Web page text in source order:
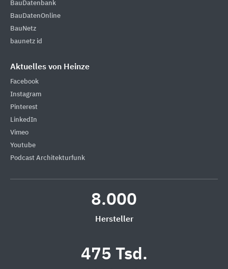
BauDatenbank
BauDatenOnline
BauNetz
baunetz id
Aktuelles von Heinze
Facebook
Instagram
Pinterest
LinkedIn
Vimeo
Youtube
Podcast Architekturfunk
8.000
Hersteller
475 Tsd.